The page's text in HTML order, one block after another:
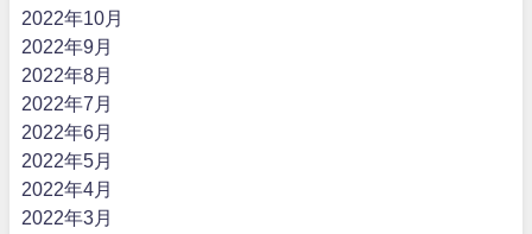
2022年10月
2022年9月
2022年8月
2022年7月
2022年6月
2022年5月
2022年4月
2022年3月